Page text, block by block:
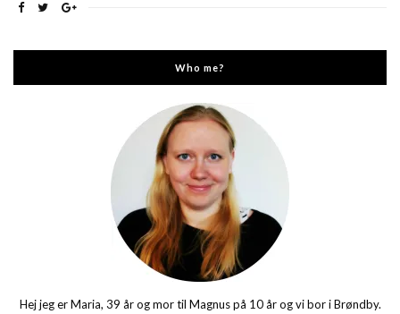
Who me?
Hej jeg er Maria, 39 år og mor til Magnus på 10 år og vi bor i Brøndby.